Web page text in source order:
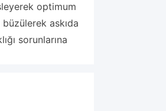
optimum
büzülerek askıda
sorunlarına